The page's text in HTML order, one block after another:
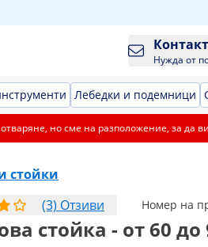
Контакт
Нужда от
Лебедки и подемници
но сме на разположение, за да
стойки
(3) Отзиви
Номер на
стойка - от 60 до